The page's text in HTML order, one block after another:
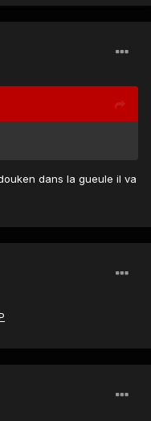
dans la gueule il va